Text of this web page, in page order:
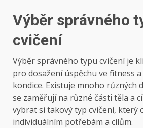
Výběr správného
cvičení
Výběr správného typu cvičení je
pro dosažení úspěchu ve fitness
kondice. Existuje mnoho různých
se zaměřují na různé části těla a
vybrat si takový typ cvičení, který
individuálním potřebám a cílům.